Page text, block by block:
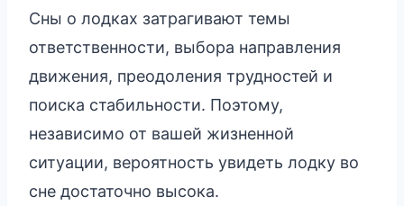
Сны о лодках затрагивают темы
ответственности, выбора направления
движения, преодоления трудностей и
поиска стабильности. Поэтому,
независимо от вашей жизненной
ситуации, вероятность увидеть лодку во
сне достаточно высока.